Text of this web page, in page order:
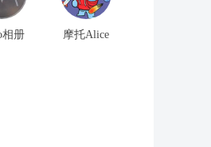
相册 摩托Alice